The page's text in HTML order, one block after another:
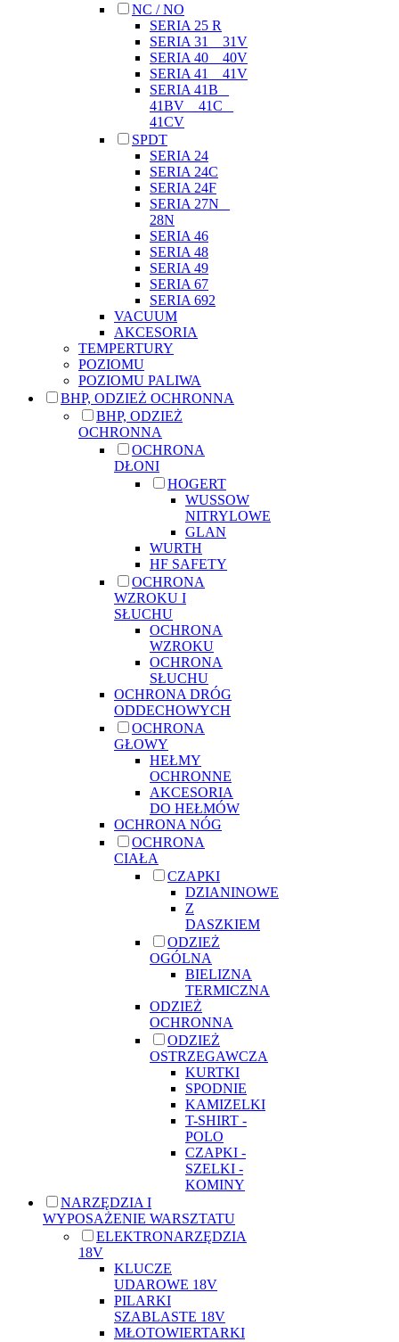
NC / NO
SERIA 25 R
SERIA 31 _ 31V
SERIA 40 _ 40V
SERIA 41 _ 41V
SERIA 41B _
41BV _ 41C _
41CV
SPDT
SERIA 24
SERIA 24C
SERIA 24F
SERIA 27N _
28N
SERIA 46
SERIA 48
SERIA 49
SERIA 67
SERIA 692
VACUUM
AKCESORIA
TEMPERTURY
POZIOMU
POZIOMU PALIWA
BHP, ODZIEŻ OCHRONNA
BHP, ODZIEŻ
OCHRONNA
OCHRONA
DŁONI
HOGERT
WUSSOW
NITRYLOWE
GLAN
WURTH
HF SAFETY
OCHRONA
WZROKU I
SŁUCHU
OCHRONA
WZROKU
OCHRONA
SŁUCHU
OCHRONA DRÓG
ODDECHOWYCH
OCHRONA
GŁOWY
HEŁMY
OCHRONNE
AKCESORIA
DO HEŁMÓW
OCHRONA NÓG
OCHRONA
CIAŁA
CZAPKI
DZIANINOWE
Z
DASZKIEM
ODZIEŻ
OGÓLNA
BIELIZNA
TERMICZNA
ODZIEŻ
OCHRONNA
ODZIEŻ
OSTRZEGAWCZA
KURTKI
SPODNIE
KAMIZELKI
T-SHIRT -
POLO
CZAPKI -
SZELKI -
KOMINY
NARZĘDZIA I
WYPOSAŻENIE WARSZTATU
ELEKTRONARZĘDZIA
18V
KLUCZE
UDAROWE 18V
PILARKI
SZABLASTE 18V
MŁOTOWIERTARKI